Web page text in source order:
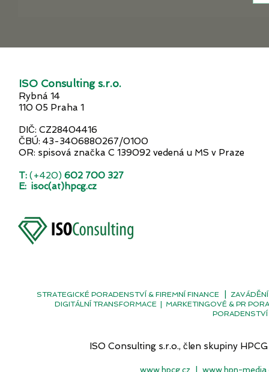
ISO Consulting s.r.o.
Rybná 14
110 05 Praha 1
DIČ: CZ28404416
ČBÚ: 43-3406880267/0100
OR: spisová značka C 139092 vedená u MS v Praze
T: (+420) 602 700 327
E: isoc(at)hpcg.cz
STRATEGICKÉ PORADENSTVÍ & FIREMNÍ FINANCE
DIGITÁLNÍ TRANSFORMACE
MARKETINGOVÉ & PR
ISO Consulting s.r.o., člen skupiny
www.hpcg.cz www.hpn-